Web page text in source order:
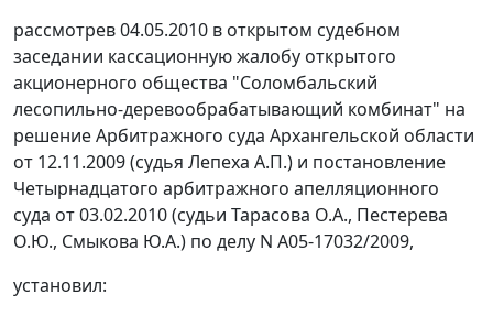
рассмотрев 04.05.2010 в открытом судебном
заседании кассационную жалобу открытого
акционерного общества "Соломбальский
лесопильно-деревообрабатывающий комбинат" на
решение Арбитражного суда Архангельской области
от 12.11.2009 (судья Лепеха А.П.) и постановление
Четырнадцатого арбитражного апелляционного
суда от 03.02.2010 (судьи Тарасова О.А., Пестерева
О.Ю., Смыкова Ю.А.) по делу N А05-17032/2009,
установил: